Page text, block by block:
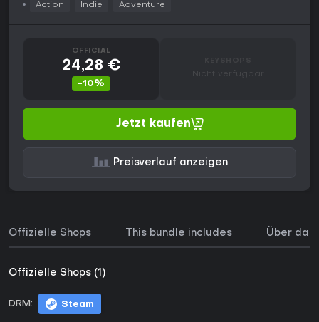
Action Indie Adventure
OFFICIAL
24,28 €
-10%
Nicht verfügbar
Jetzt kaufen
Preisverlauf anzeigen
Offizielle Shops This bundle includes Über das
Offizielle Shops (1)
DRM: Steam